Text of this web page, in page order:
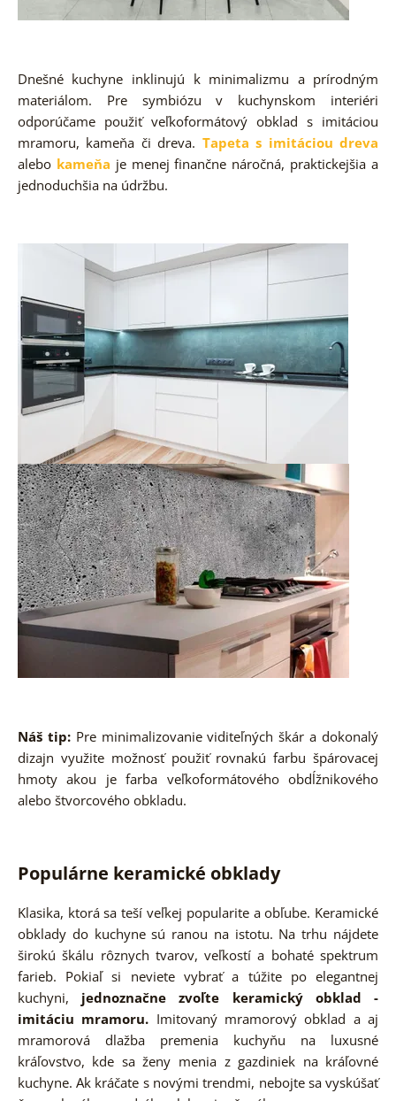
Dnešné kuchyne inklinujú k minimalizmu a prírodným
materiálom. Pre symbiózu v kuchynskom interiéri
odporúčame použiť veľkoformátový obklad s imitáciou
mramoru, kameňa či dreva. Tapeta s imitáciou dreva
alebo kameňa je menej finančne náročná, praktickejšia a
jednoduchšia na údržbu.
Náš tip:Pre minimalizovanie viditeľných škár a dokonalý
dizajn využite možnosť použiť rovnakú farbu špárovacej
hmoty akou je farba veľkoformátového obdĺžnikového
alebo štvorcového obkladu.
Populárne keramické obklady
Klasika, ktorá sa teší veľkej popularite a obľube. Keramické
obklady do kuchyne sú ranou na istotu. Na trhu nájdete
širokú škálu rôznych tvarov, veľkostí a bohaté spektrum
farieb. Pokiaľ si neviete vybrať a túžite po elegantnej
kuchyni, jednoznačne zvoľte keramický obklad -
imitáciu mramoru. Imitovaný mramorový obklad a aj
mramorová dlažba premenia kuchyňu na luxusné
kráľovstvo, kde sa ženy menia z gazdiniek na kráľovné
kuchyne. Ak kráčate s novými trendmi, nebojte sa vyskúšať